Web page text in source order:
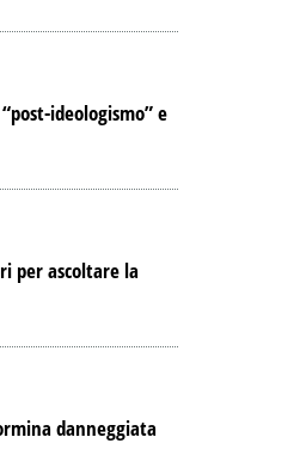
ideologismo” e
per ascoltare la
danneggiata